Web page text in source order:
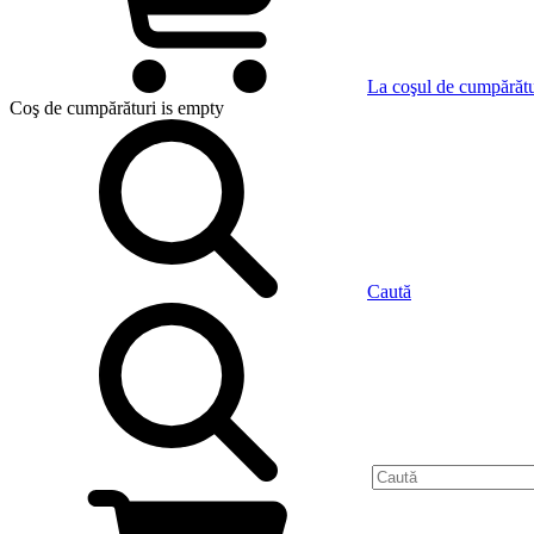
La coşul de
Coş de cumpărături is empty
Caută